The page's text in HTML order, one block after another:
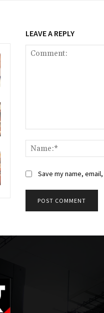
LEAVE A REPLY
Save my name,